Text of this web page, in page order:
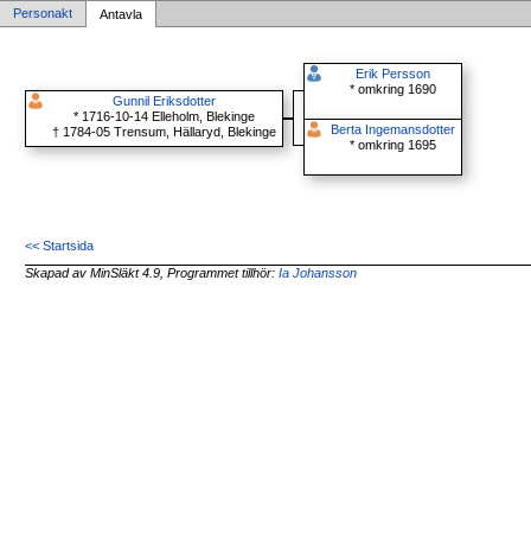
Personakt Antavla
Gunnil Eriksdotter
* 1716-10-14 Elleholm, Blekinge
† 1784-05 Trensum, Hällaryd, Blekinge
Erik Persson
* omkring 1690
Berta Ingemansdotter
* omkring 1695
<< Startsida
Skapad av MinSläkt 4.9, Programmet tillhör:Ia Johansson